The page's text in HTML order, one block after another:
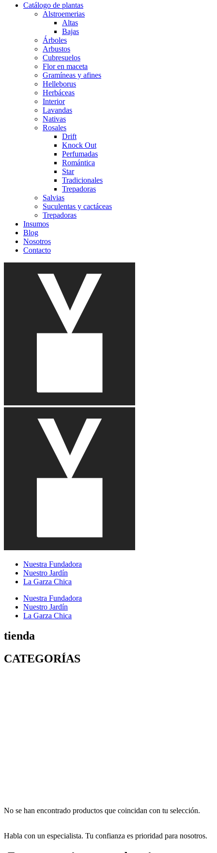
Catálogo de plantas
Alstroemerias
Altas
Bajas
Árboles
Arbustos
Cubresuelos
Flor en maceta
Gramíneas y afines
Helleborus
Herbáceas
Interior
Lavandas
Nativas
Rosales
Drift
Knock Out
Perfumadas
Romántica
Star
Tradicionales
Trepadoras
Salvias
Suculentas y cactáceas
Trepadoras
Insumos
Blog
Nosotros
Contacto
Nuestra Fundadora
Nuestro Jardín
La Garza Chica
Nuestra Fundadora
Nuestro Jardín
La Garza Chica
tienda
CATEGORÍAS
No se han encontrado productos que coincidan con tu selección.
Habla con un especialista. Tu confianza es prioridad para nosotros.